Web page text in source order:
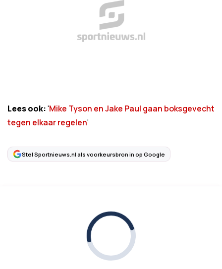
Lees ook:'Mike Tyson en Jake Paul gaan boksgevecht
tegen elkaar regelen'
Stel Sportnieuws.nl als voorkeursbron in op Google